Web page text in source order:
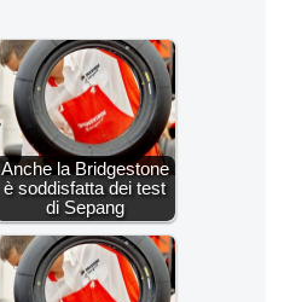
Anche la Bridgestone
è soddisfatta dei test
di Sepang